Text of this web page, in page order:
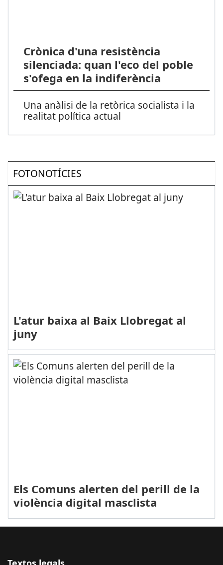
Crònica d'una resistència
silenciada: quan l'eco del poble
s'ofega en la indiferència
Una anàlisi de la retòrica socialista i la
realitat política actual
FOTONOTÍCIES
L'atur baixa al Baix Llobregat al
juny
Els Comuns alerten del perill de la
violència digital masclista